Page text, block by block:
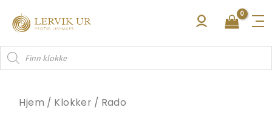
rett
innholdet
Products
search
Hjem / Klokker / Rado